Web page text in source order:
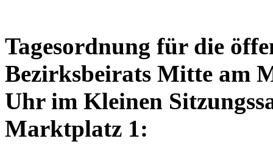
Tagesordnung für die
Bezirksbeirats Mitte am
Uhr im Kleinen
Marktplatz 1: